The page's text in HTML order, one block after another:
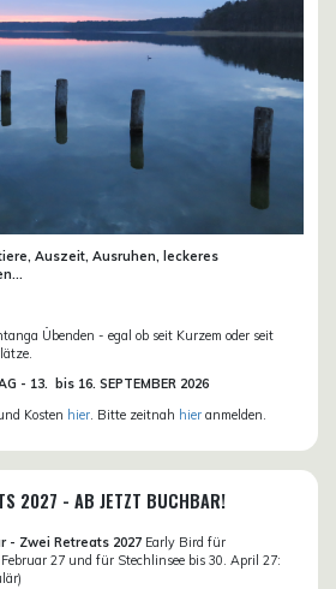
Auszeit, Ausruhen, leckeres
Übenden - egal ob seit Kurzem oder seit
- 13. bis 16. SEPTEMBER 2026
Kosten hier . Bitte zeitnah hier anmelden.
2027 - AB JETZT BUCHBAR!
- Zwei Retreats 2027 Early Bird für
27 und für Stechlinsee bis 30. April 27: